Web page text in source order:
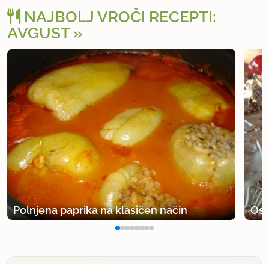
NAJBOLJ VROČI RECEPTI:
AVGUST
Polnjena paprika na klasičen način